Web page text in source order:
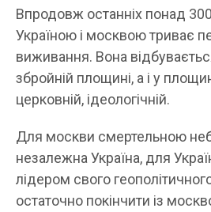
Впродовж останніх понад
Україною і москвою триває
виживання. Вона
збройній площині, а і у
церковній, ідеологічній.
Для москви смертельною
незалежна Україна, для
лідером свого
остаточно покінчити із